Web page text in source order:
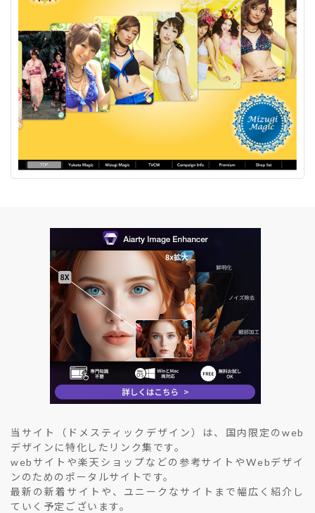
当サイト（ドメスティックデザイン）は、国内限定のweb
デザインに特化したリンク集です。
webサイトや楽天ショップなどの参考サイトやWebデザイ
ンのためのポータルサイトです。
最新の新着サイトや、ユニークなサイトまで幅広く紹介し
ていく予定ございます。